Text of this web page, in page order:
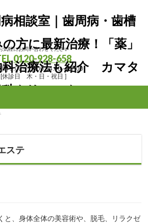
気軽にお問い合わせください
0120-928-658
間 9:00～13:00 14:00～17:00
[休診日 木・日・祝日 ]
ステ
と、身体全体の美容術や、脱毛、リラクゼ